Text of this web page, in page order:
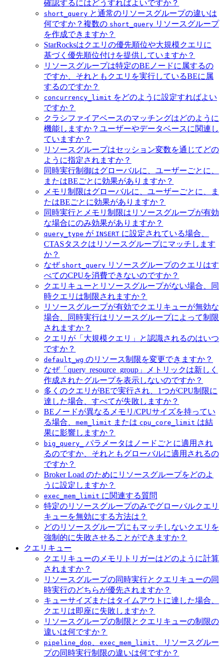
確認するにはどうすればよいですか？
short_query と通常のリソースグループの違いは
何ですか？複数の short_query リソースグループ
を作成できますか？
StarRocksはクエリの優先順位や大規模クエリに
基づく優先順位付けを提供していますか？
リソースグループは特定のBEノードに属するの
ですか、それともクエリを実行しているBEに属
するのですか？
concurrency_limit をどのように設定すればよい
ですか？
クラシファイアベースのマッチングはどのように
機能しますか？ユーザーやデータベースに関連し
ていますか？
リソースグループはセッション変数を通じてどの
ように指定されますか？
同時実行制御はグローバルに、ユーザーごとに、
またはBEごとに効果がありますか？
メモリ制限はグローバルに、ユーザーごとに、ま
たはBEごとに効果がありますか？
同時実行とメモリ制限はリソースグループが有効
な場合にのみ効果がありますか？
query_type が INSERT に設定されている場合、
CTASタスクはリソースグループにマッチします
か？
なぜ short_query リソースグループのクエリはす
べてのCPUを消費できないのですか？
クエリキューとリソースグループがない場合、同
時クエリは制限されますか？
リソースグループが有効でクエリキューが無効な
場合、同時実行はリソースグループによって制限
されますか？
クエリが「大規模クエリ」と認識されるのはいつ
ですか？
default_wg のリソース制限を変更できますか？
なぜ「query_resource_group」メトリックは新しく
作成されたグループを表示しないのですか？
多くのクエリがBEで実行され、1つがCPU制限に
達した場合、すべてが失敗しますか？
BEノードが異なるメモリ/CPUサイズを持ってい
る場合、 mem_limit または cpu_core_limit は結
果に影響しますか？
big_query_
パラメータはノードごとに適用され
るのですか、それともグローバルに適用されるの
ですか？
Broker Load のためにリソースグループをどのよ
うに設定しますか？
exec_mem_limit に関連する質問
特定のリソースグループのみでグローバルクエリ
キューを無効にする方法は？
どのリソースグループにもマッチしないクエリを
強制的に失敗させることができますか？
クエリキュー
クエリキューのメモリトリガーはどのように計算
されますか？
リソースグループの同時実行とクエリキューの同
時実行のどちらが優先されますか？
キューサイズまたはタイムアウトに達した場合、
クエリは即座に失敗しますか？
リソースグループの制限とクエリキューの制限の
違いは何ですか？
pipeline_dop exec_mem_limit
、リソースグルー
プの同時実行制限の違いは何ですか？